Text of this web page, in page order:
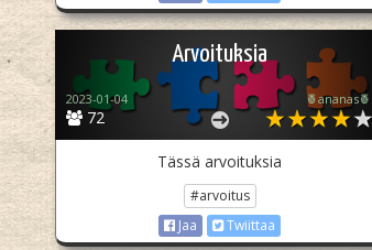
Arvoituksia
72
2023-01-04 🍍ananas🍍
Tässä arvoituksia
#arvoitus
Jaa
Twiittaa